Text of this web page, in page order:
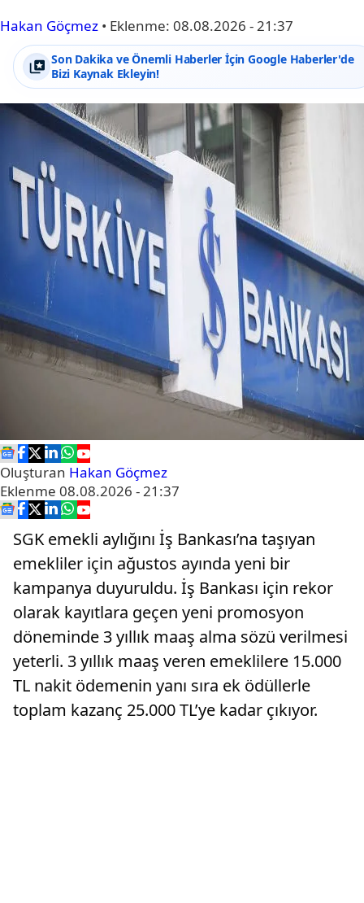
Hakan Göçmez • Eklenme: 08.08.2026 - 21:37
Son Dakika ve Önemli Haberler İçin Google Haberler'de
Bizi Kaynak Ekleyin!
Oluşturan Hakan Göçmez
Eklenme 08.08.2026 - 21:37
SGK emekli aylığını İş Bankası’na taşıyan
emekliler için ağustos ayında yeni bir
kampanya duyuruldu. İş Bankası için rekor
olarak kayıtlara geçen yeni promosyon
döneminde 3 yıllık maaş alma sözü verilmesi
yeterli. 3 yıllık maaş veren emeklilere 15.000
TL nakit ödemenin yanı sıra ek ödüllerle
toplam kazanç 25.000 TL’ye kadar çıkıyor.